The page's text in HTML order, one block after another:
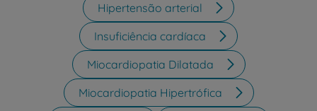
Hipertensão arterial
Insuficiência cardíaca
Miocardiopatia Dilatada
Miocardiopatia Hipertrófica